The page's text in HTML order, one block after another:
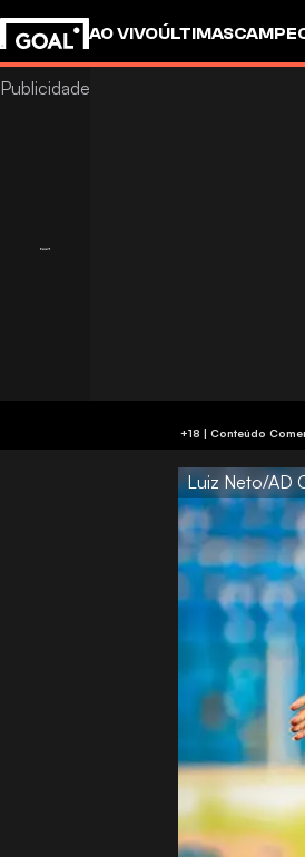
AO VIVOÚLTIMAS
Luiz Neto/AD